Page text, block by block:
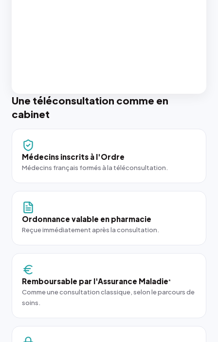
Une téléconsultation comme en
cabinet
Médecins inscrits à l'Ordre
Médecins français formés à la téléconsultation.
Ordonnance valable en pharmacie
Reçue immédiatement après la consultation.
Remboursable par l'Assurance Maladie*
Comme une consultation classique, selon le parcours de
soins.